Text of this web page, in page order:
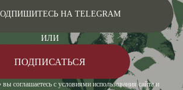
соглашаетесь с условиями использования сайта и
НА TELEGRAM
ИЛИ
ПОДПИСАТЬСЯ